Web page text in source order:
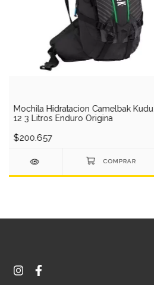
Mochila Hidratacion Camelbak Kudu
12 3 Litros Enduro Origina
$200.657